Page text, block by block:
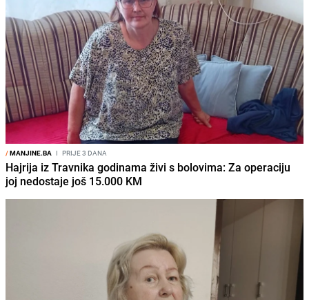
/MANJINE.BA I PRIJE 3 DANA
Hajrija iz Travnika godinama živi s bolovima: Za operaciju
joj nedostaje još 15.000 KM